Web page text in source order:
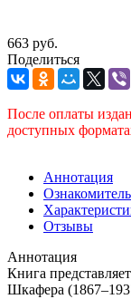
663 руб.
Поделиться
После оплаты
доступных
Аннотация
Отзывы
Аннотация
Книга
Шкафера